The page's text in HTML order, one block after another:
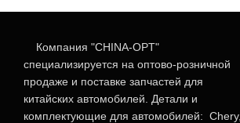
Компания "CHINA-OPT"
специализируется на оптово-розничной
продаже и поставке запчастей для
китайских автомобилей. Детали и
комплектующие для автомобилей: Chery,